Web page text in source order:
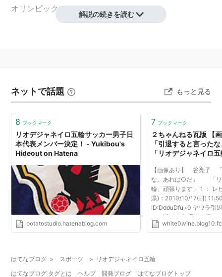
オリンピック）
解説の続きを読む
ネットで話題 もっと見る
8 ブックマーク
リオデジャネイロ五輪サッカー男子日
本代表メンバー決定！ - Yukibou's
Hideout on Hatena
potatostudio.hatenablog.com
7 ブックマーク
２ちゃんねる瓦版 【
「引退すると言った
「リオデジャネイロ
【画像あり】 谷亮子
な、あれは○だ」 「リ
輪、頑張ります」 1 ： レ
県)：2010/10/17(日)
ID:DdduDfu+0 ヤワラ引
デン返し発言 柔道女子
年シドニー、０４年アテ
はてなブログ > スポーツ >
リオデジャネイロ五輪
はてなブログ タグとは
ヘルプ 開発ブログ はてなブログトップ